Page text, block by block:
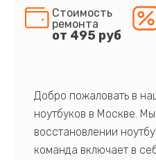
Стоимость
ремонта
от 495 руб
Добро пожаловать в
ноутбуков в Москве.
восстановлении
команда включает в